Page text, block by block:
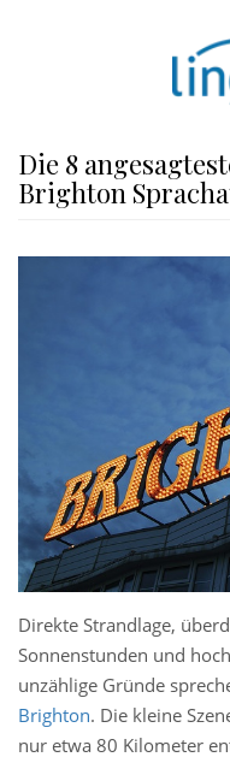
Die 8
Brighton
Direkte Strandlage,
Sonnenstunden und
unzählige Gründe
Brighton. Die kleine
nur etwa 80 Kilometer